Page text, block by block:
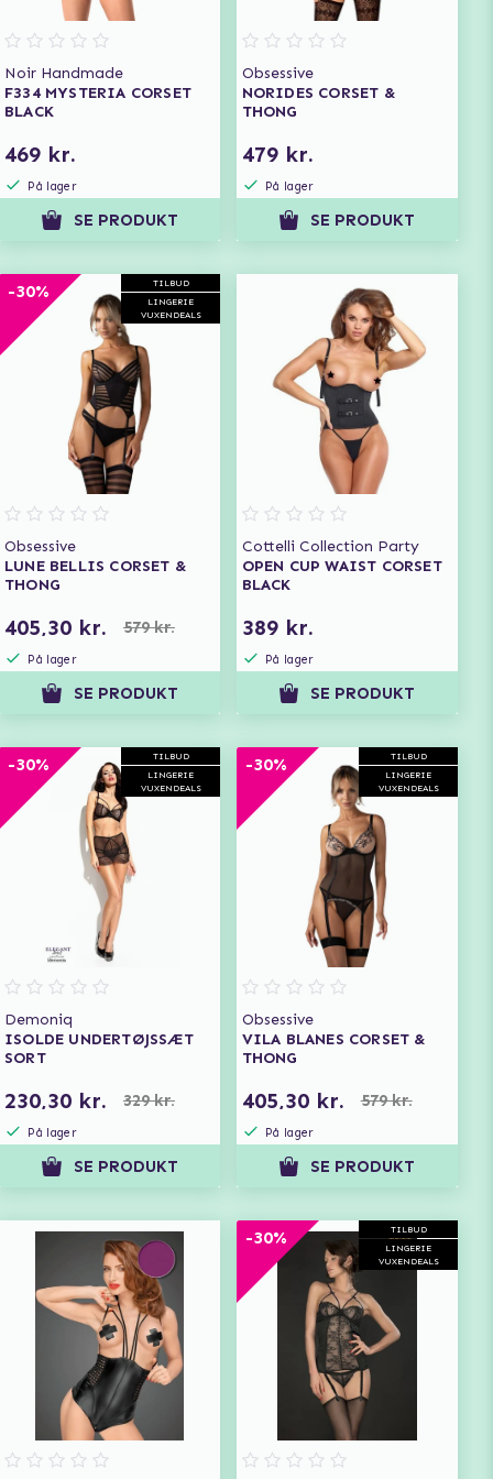
Noir Handmade
F334 MYSTERIA CORSET
BLACK
469 kr.
På lager
SE PRODUKT
Obsessive
NORIDES CORSET &
THONG
479 kr.
På lager
SE PRODUKT
TILBUD
LINGERIE
VUXENDEALS
-30%
Obsessive
LUNE BELLIS CORSET &
THONG
405,30 kr. 579 kr.
På lager
SE PRODUKT
Cottelli Collection Party
OPEN CUP WAIST CORSET
BLACK
389 kr.
På lager
SE PRODUKT
TILBUD
LINGERIE
VUXENDEALS
-30%
Demoniq
ISOLDE UNDERTØJSSÆT
SORT
230,30 kr. 329 kr.
På lager
SE PRODUKT
TILBUD
LINGERIE
VUXENDEALS
-30%
Obsessive
VILA BLANES CORSET &
THONG
405,30 kr. 579 kr.
På lager
SE PRODUKT
TILBUD
LINGERIE
VUXENDEALS
-30%